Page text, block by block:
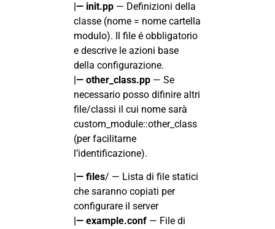
|— init.pp — Definizioni della
classe (nome = nome cartella
modulo). Il file é obbligatorio
e descrive le azioni base
della configurazione.
|— other_class.pp — Se
necessario posso difinire altri
file/classi il cui nome sarà
custom_module::other_class
(per facilitarne
l’identificazione).
|— files/ — Lista di file statici
che saranno copiati per
configurare il server
|— example.conf — File di